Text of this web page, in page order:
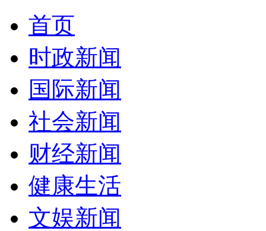
首页
时政新闻
国际新闻
社会新闻
财经新闻
健康生活
文娱新闻